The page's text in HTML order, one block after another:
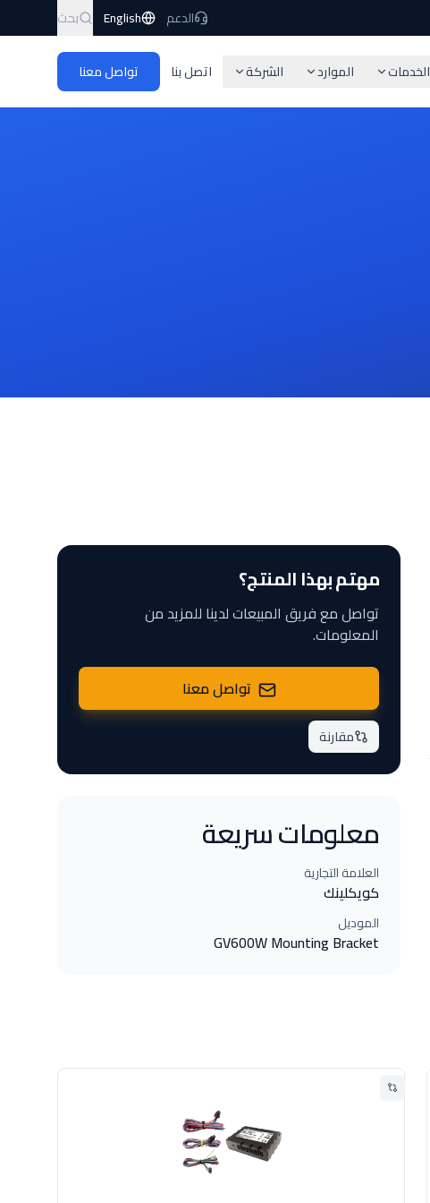
الدعم English بحث
الخدمات الموارد الشركة اتصل بنا تواصل معنا
مهتم بهذا المنتج؟
تواصل مع فريق المبيعات لدينا للمزيد من
المعلومات.
تواصل معنا
مقارنة
معلومات سريعة
العلامة التجارية
كويكلينك
الموديل
GV600W Mounting Bracket